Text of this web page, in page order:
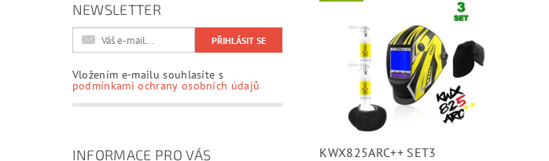
NEWSLETTER
Vložením e-mailu souhlasíte s
podmínkami ochrany osobních údajů
INFORMACE PRO VÁS KWX825ARC++ SET3